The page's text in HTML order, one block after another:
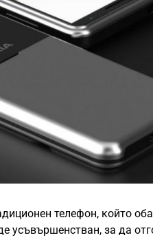
телефон, който
усъвършенстван, за да